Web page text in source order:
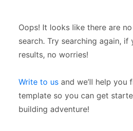
Application
Consentement
Demande
Demande d'information
Oops! It looks like there are
search. Try searching again,
results, no worries!
Write to us and we’ll help you
template so you can get
building adventure!